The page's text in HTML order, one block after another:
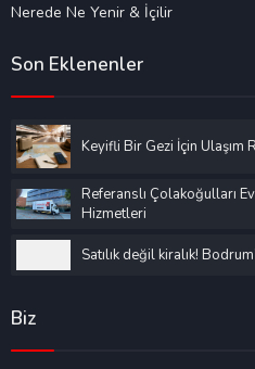
Nerede Ne Yenir & İçilir
Son Eklenenler
Keyifli Bir Gezi İçin Ulaşım
Referanslı Çolakoğulları
Hizmetleri
Satılık değil kiralık!
Biz